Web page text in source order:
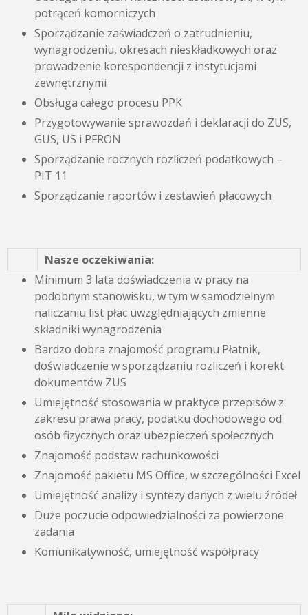
potrąceń komorniczych
Sporządzanie zaświadczeń o zatrudnieniu,
wynagrodzeniu, okresach nieskładkowych oraz
prowadzenie korespondencji z instytucjami
zewnętrznymi
Obsługa całego procesu PPK
Przygotowywanie sprawozdań i deklaracji do ZUS,
GUS, US i PFRON
Sporządzanie rocznych rozliczeń podatkowych –
PIT 11
Sporządzanie raportów i zestawień płacowych
Nasze oczekiwania:
Minimum 3 lata doświadczenia w pracy na
podobnym stanowisku, w tym w samodzielnym
naliczaniu list płac uwzględniających zmienne
składniki wynagrodzenia
Bardzo dobra znajomość programu Płatnik,
doświadczenie w sporządzaniu rozliczeń i korekt
dokumentów ZUS
Umiejętność stosowania w praktyce przepisów z
zakresu prawa pracy, podatku dochodowego od
osób fizycznych oraz ubezpieczeń społecznych
Znajomość podstaw rachunkowości
Znajomość pakietu MS Office, w szczególności Excel
Umiejętność analizy i syntezy danych z wielu źródeł
Duże poczucie odpowiedzialności za powierzone
zadania
Komunikatywność, umiejętność współpracy